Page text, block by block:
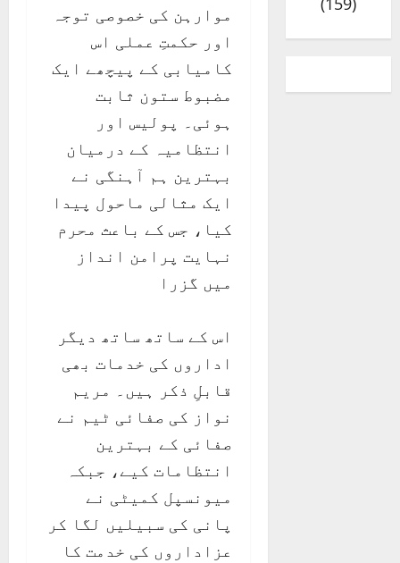
موارہن کی خصوصی توجہ
اور حکمتِ عملی اس
کامیابی کے پیچھے ایک
مضبوط ستون ثابت
ہوئی۔ پولیس اور
انتظامیہ کے درمیان
بہترین ہم آہنگی نے
ایک مثالی ماحول پیدا
کیا، جس کے باعث محرم
نہایت پرامن انداز
میں گزرا
اس کے ساتھ ساتھ دیگر
اداروں کی خدمات بھی
قابلِ ذکر ہیں۔ مریم
نواز کی صفائی ٹیم نے
صفائی کے بہترین
انتظامات کیے، جبکہ
میونسپل کمیٹی نے
پانی کی سبیلیں لگا کر
عزاداروں کی خدمت کا